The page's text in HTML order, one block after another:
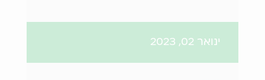
ינואר 02, 2023